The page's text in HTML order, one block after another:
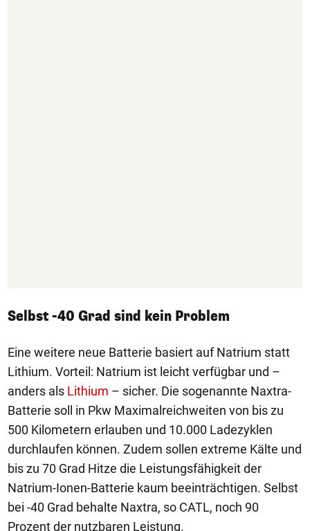
Selbst -40 Grad sind kein Problem
Eine weitere neue Batterie basiert auf Natrium statt
Lithium. Vorteil: Natrium ist leicht verfügbar und –
anders als Lithium – sicher. Die sogenannte Naxtra-
Batterie soll in Pkw Maximalreichweiten von bis zu
500 Kilometern erlauben und 10.000 Ladezyklen
durchlaufen können. Zudem sollen extreme Kälte und
bis zu 70 Grad Hitze die Leistungsfähigkeit der
Natrium-Ionen-Batterie kaum beeinträchtigen. Selbst
bei -40 Grad behalte Naxtra, so CATL, noch 90
Prozent der nutzbaren Leistung.